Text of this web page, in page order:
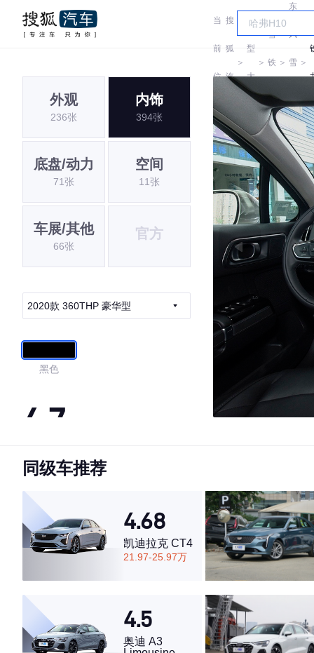
当
前
位
置:
搜
狐
汽
＞
车
型
大
＞
雪
铁 ＞
东
风
雪
龙
＞
外观
236张
内饰
394张
底盘/动力
71张
空间
11张
车展/其他
66张
官方
2020款 360THP 豪华型
黑色
4.7
·外观表现一般，低于72%同级车
·空间表现较为优秀，优于71%同级车
同级车推荐
4.68
凯迪拉克 CT4
21.97-25.97万
4.5
奥迪 A3